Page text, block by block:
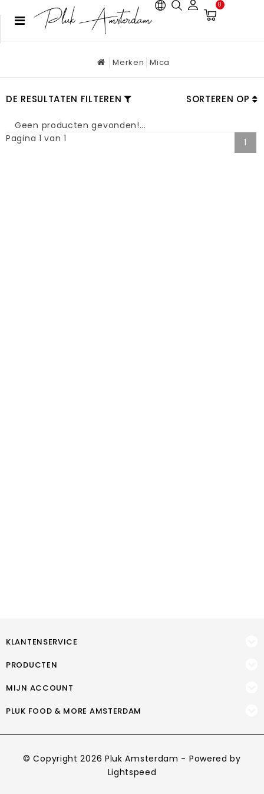
0
Merken Mica
DE RESULTATEN FILTEREN SORTEREN OP
Geen producten gevonden!...
Pagina 1 van 1
1
KLANTENSERVICE
PRODUCTEN
MIJN ACCOUNT
PLUK FOOD & MORE AMSTERDAM
© Copyright 2026 Pluk Amsterdam - Powered by
Lightspeed